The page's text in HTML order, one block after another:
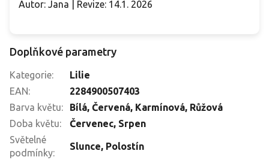
Autor: Jana | Revize: 14.1. 2026
Doplňkové parametry
Kategorie:
Lilie
EAN:
2284900507403
Barva květu: Bílá, Červená, Karmínová, Růžová
Doba květu: Červenec, Srpen
Světelné
podmínky:
Slunce, Polostín